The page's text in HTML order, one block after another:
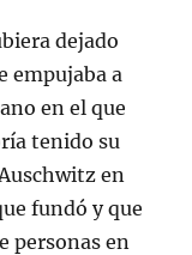
dejado
empujaba a
en el que
tenido su
en
fundó y que
personas en